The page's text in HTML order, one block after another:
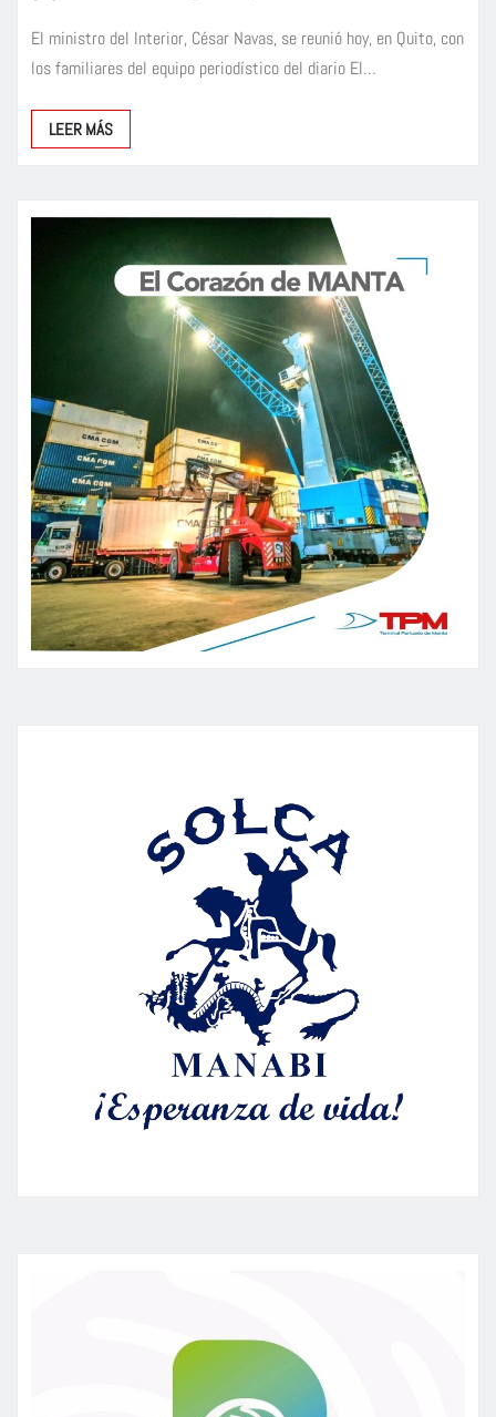
El ministro del Interior, César Navas, se reunió hoy, en Quito, con
los familiares del equipo periodístico del diario El…
LEER MÁS